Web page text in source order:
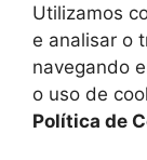
Utilizamos
e analisar o
navegando
o uso de
Política de